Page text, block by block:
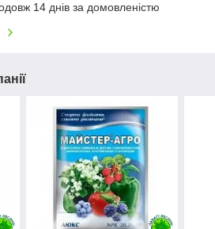
14 днів за домовленістю